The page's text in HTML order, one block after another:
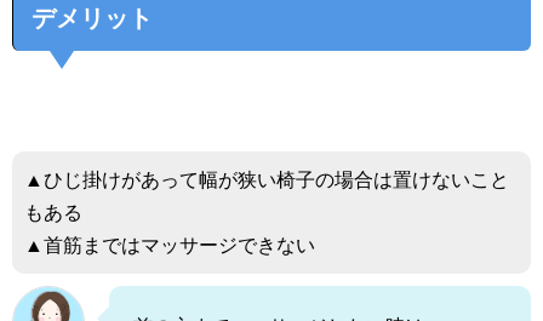
デメリット
▲ひじ掛けがあって幅が狭い椅子の場合は置けないこと
もある
▲首筋まではマッサージできない